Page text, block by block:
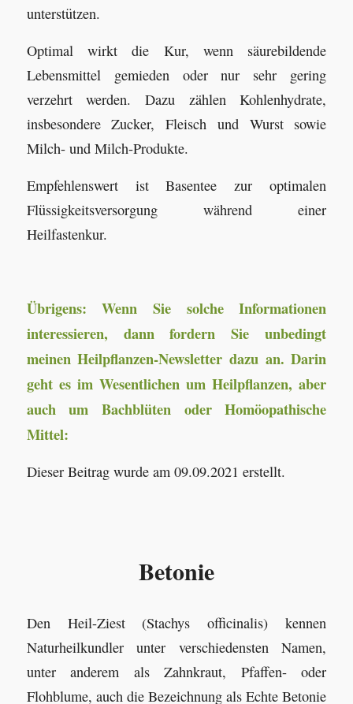
unterstützen.
Optimal wirkt die Kur, wenn säurebildende
Lebensmittel gemieden oder nur sehr gering
verzehrt werden. Dazu zählen Kohlenhydrate,
insbesondere Zucker, Fleisch und Wurst sowie
Milch- und Milch-Produkte.
Empfehlenswert ist Basentee zur optimalen
Flüssigkeitsversorgung während einer
Heilfastenkur.
Übrigens: Wenn Sie solche Informationen
interessieren, dann fordern Sie unbedingt
meinen Heilpflanzen-Newsletter dazu an. Darin
geht es im Wesentlichen um Heilpflanzen, aber
auch um Bachblüten oder Homöopathische
Mittel:
Dieser Beitrag wurde am 09.09.2021 erstellt.
Betonie
Den Heil-Ziest (Stachys officinalis) kennen
Naturheilkundler unter verschiedensten Namen,
unter anderem als Zahnkraut, Pfaffen- oder
Flohblume, auch die Bezeichnung als Echte Betonie